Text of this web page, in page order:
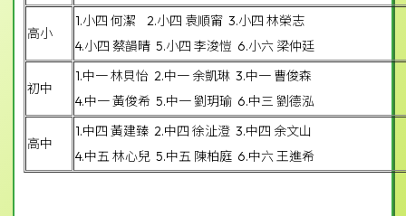
高小
1.小四 何潔 2.小四 袁順甯 3.小四 林榮志
4.小四 蔡韻晴 5.小四 李浚愷 6.小六 梁仲廷
初中
1.中一 林貝怡 2.中一 余凱琳 3.中一 曹俊森
4.中一 黃俊希 5.中一 劉玥瑜 6.中三 劉德泓
高中
1.中四 黃建臻 2.中四 徐沚澄 3.中四 余文山
4.中五 林心兒 5.中五 陳柏庭 6.中六 王進希